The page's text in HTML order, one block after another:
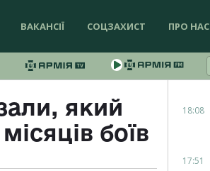
ВАКАНСІЇ СОЦЗАХИСТ ПРО НАС
який
боїв
18:08
17:51